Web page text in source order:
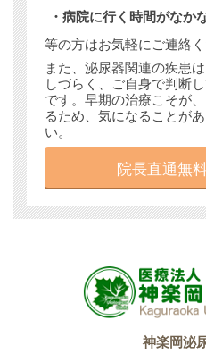
・病院に行く時間がなか
等の方はお気軽にご連絡く
また、泌尿器関連の疾患
しづらく、ご自身で判断
です。早期の治療こそが
るため、気になることが
い。
院長直通無
神楽岡泌